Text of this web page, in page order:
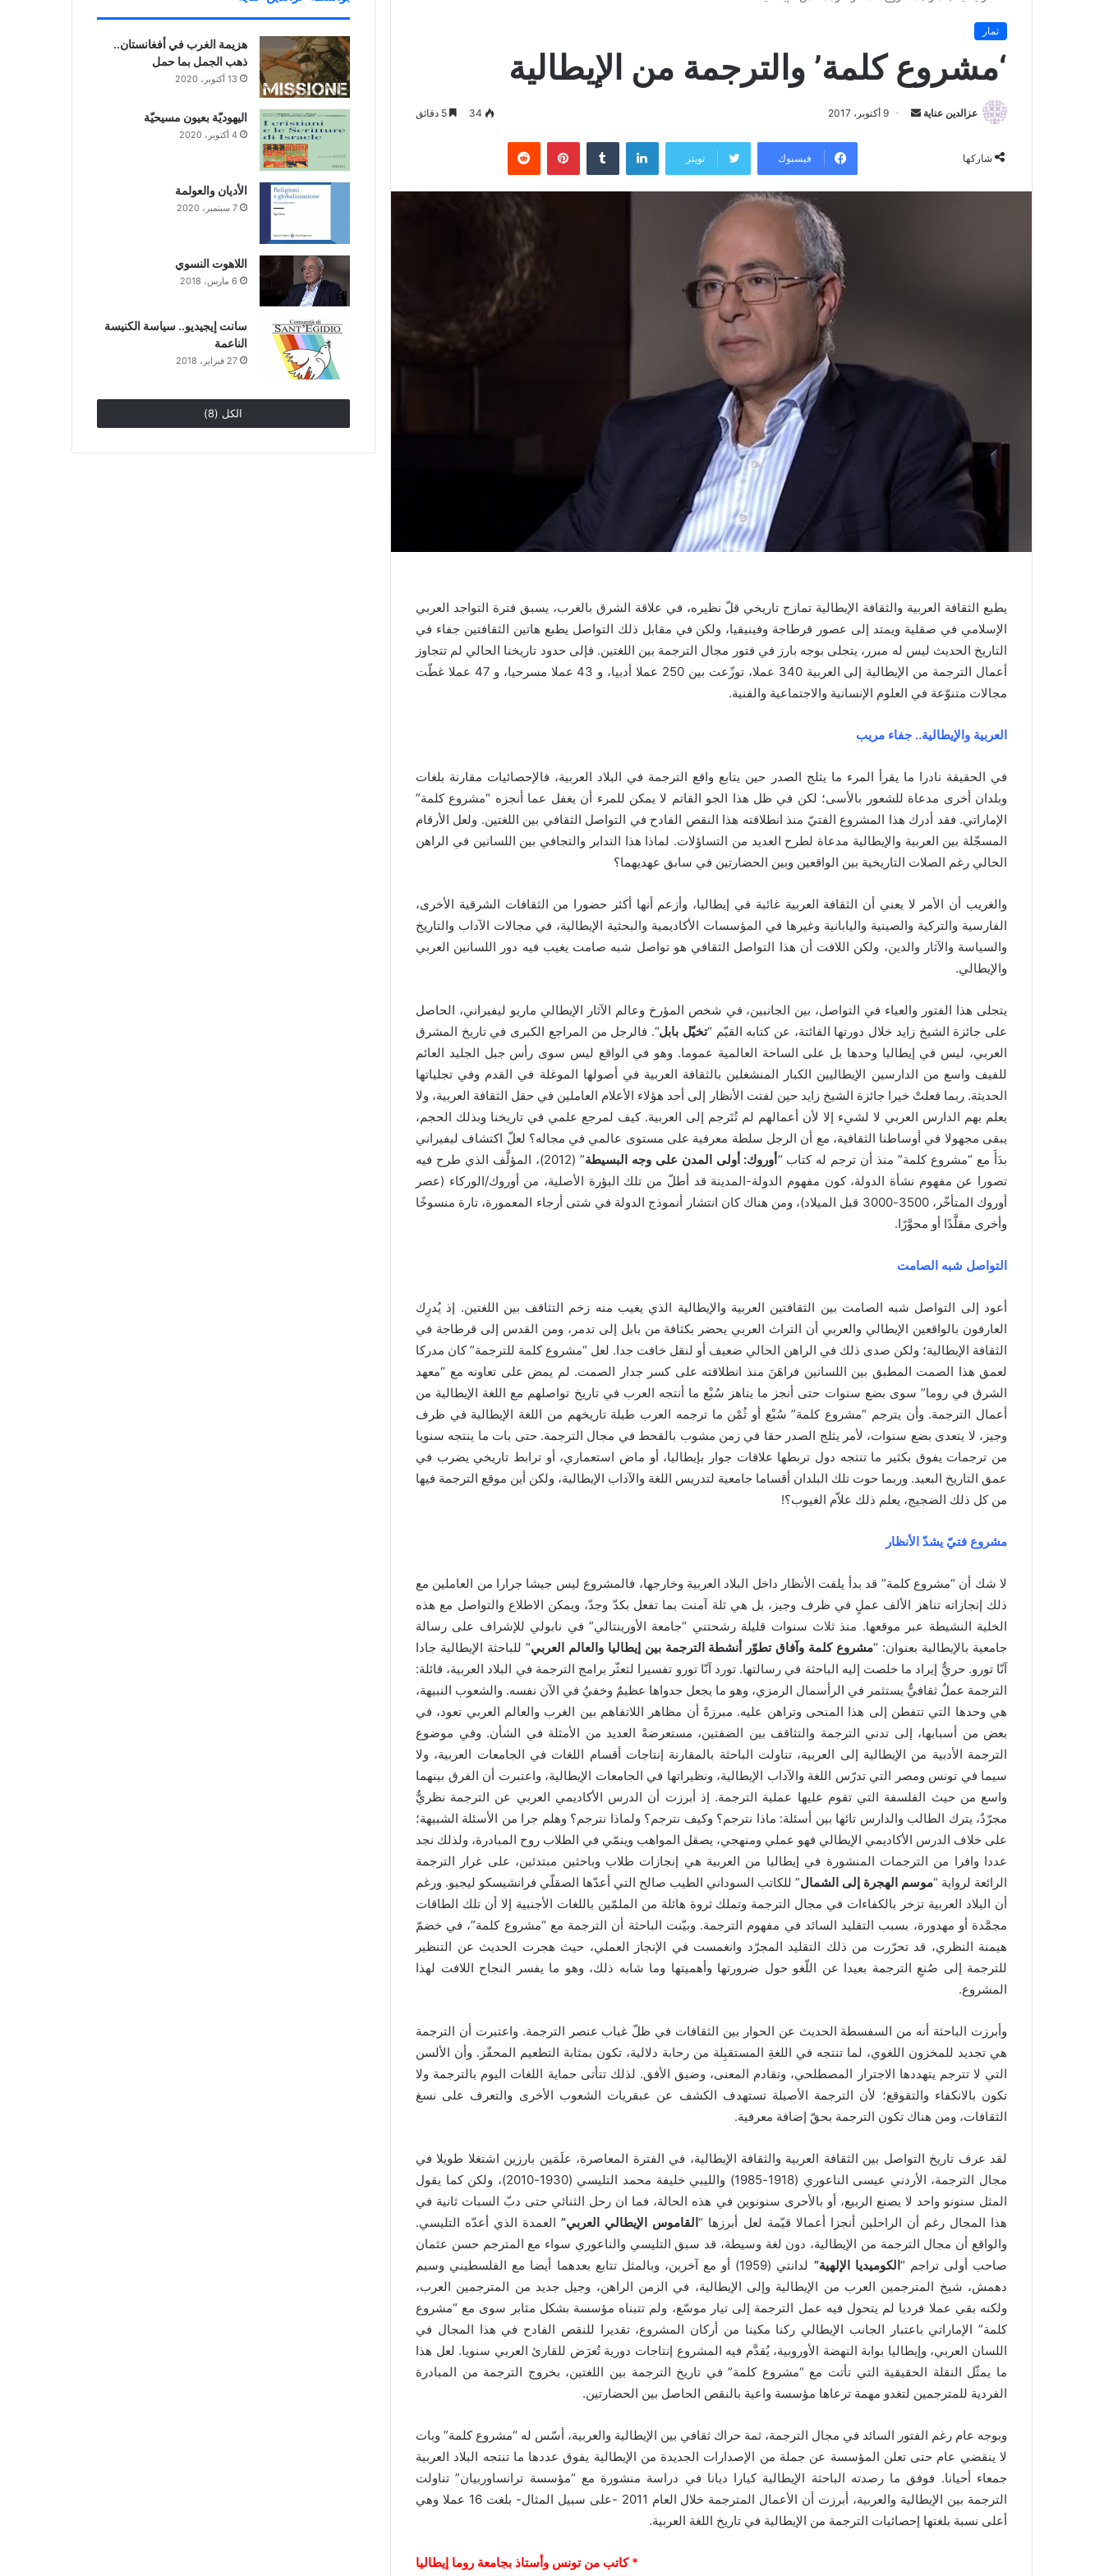
ثمار
‘مشروع كلمة’ والترجمة من الإيطالية
عزالدين عناية
ب
9 أكتوبر، 2017 34
شاركها فيسبوك تويتر
لينكدإن بينتيريست
يطبع الثقافة العربية والثقافة الإيطالية تمازج تاريخي قلّ نظيره، في علاقة الشرق بالغرب، يسبق فترة التواجد العربي
الإسلامي في صقلية ويمتد إلى عصور قرطاجة وفينيقيا، ولكن في مقابل ذلك التواصل يطبع هاتين الثقافتين جفاء في
التاريخ الحديث ليس له مبرر، يتجلى بوجه بارز في فتور مجال الترجمة بين اللغتين. فإلى حدود تاريخنا الحالي لم تتجاوز
أعمال الترجمة من الإيطالية إلى العربية 340 عملا، توزّعت بين 250 عملا أدبيا، و 43 عملا مسرحيا، و 47 عملا غطّت
مجالات متنوّعة في العلوم الإنسانية والاجتماعية والفنية.
العربية والإيطالية.. جفاء مريب
في الحقيقة نادرا ما يقرأ المرء ما يثلج الصدر حين يتابع واقع الترجمة في البلاد العربية، فالإحصائيات مقارنة بلغات
وبلدان أخرى مدعاة للشعور بالأسى؛ لكن في ظل هذا الجو القاتم لا يمكن للمرء أن يغفل عما أنجزه “مشروع كلمة”
الإماراتي. فقد أدرك هذا المشروع الفتيّ منذ انطلاقته هذا النقص الفادح في التواصل الثقافي بين اللغتين. ولعل الأرقام
المسجّلة بين العربية والإيطالية مدعاة لطرح العديد من التساؤلات. لماذا هذا التدابر والتجافي بين اللسانين في الراهن
الحالي رغم الصلات التاريخية بين الواقعين وبين الحضارتين في سابق عهديهما؟
والغريب أن الأمر لا يعني أن الثقافة العربية غائبة في إيطاليا، وأزعم أنها أكثر حضورا من الثقافات الشرقية الأخرى،
الفارسية والتركية والصينية واليابانية وغيرها في المؤسسات الأكاديمية والبحثية الإيطالية، في مجالات الآداب والتاريخ
والسياسة والآثار والدين، ولكن اللافت أن هذا التواصل الثقافي هو تواصل شبه صامت يغيب فيه دور اللسانين العربي
والإيطالي.
يتجلى هذا الفتور والعياء في التواصل، بين الجانبين، في شخص المؤرخ وعالم الآثار الإيطالي ماريو ليفيراني، الحاصل
على جائزة الشيخ زايد خلال دورتها الفائتة، عن كتابه القيّم “تخيّل بابل“. فالرجل من المراجع الكبرى في تاريخ المشرق
العربي، ليس في إيطاليا وحدها بل على الساحة العالمية عموما. وهو في الواقع ليس سوى رأس جبل الجليد العائم
للفيف واسع من الدارسين الإيطاليين الكبار المنشغلين بالثقافة العربية في أصولها الموغلة في القدم وفي تجلياتها
الحديثة. ربما فعلتْ خيرا جائزة الشيخ زايد حين لفتت الأنظار إلى أحد هؤلاء الأعلام العاملين في حقل الثقافة العربية، ولا
يعلم بهم الدارس العربي لا لشيء إلا لأن أعمالهم لم تُتَرجم إلى العربية. كيف لمرجع علمي في تاريخنا وبذلك الحجم،
يبقى مجهولا في أوساطنا الثقافية، مع أن الرجل سلطة معرفية على مستوى عالمي في مجاله؟ لعلّ اكتشاف ليفيراني
بدَأَ مع “مشروع كلمة” منذ أن ترجم له كتاب “أوروك: أولى المدن على وجه البسيطة
” (2012)، المؤلَّف الذي طرح فيه
تصورا عن مفهوم نشأة الدولة، كون مفهوم الدولة-المدينة قد أطلّ من تلك البؤرة الأصلية، من أوروك/الوركاء (عصر
أوروك المتأخّر، 3500-3000 قبل الميلاد)، ومن هناك كان انتشار أنموذج الدولة في شتى أرجاء المعمورة، تارة منسوخًا
وأخرى مقلَّدًا أو محوَّرًا.
التواصل شبه الصامت
أعود إلى التواصل شبه الصامت بين الثقافتين العربية والإيطالية الذي يغيب منه زخم التثاقف بين اللغتين. إذ يُدرِك
العارفون بالواقعين الإيطالي والعربي أن التراث العربي يحضر بكثافة من بابل إلى تدمر، ومن القدس إلى قرطاجة في
الثقافة الإيطالية؛ ولكن صدى ذلك في الراهن الحالي ضعيف أو لنقل خافت جدا. لعل “مشروع كلمة للترجمة” كان مدركا
لعمق هذا الصمت المطبق بين اللسانين فراهَنَ منذ انطلاقته على كسر جدار الصمت. لم يمض على تعاونه مع “معهد
الشرق في روما” سوى بضع سنوات حتى أنجز ما يناهز سُبْع ما أنتجه العرب في تاريخ تواصلهم مع اللغة الإيطالية من
أعمال الترجمة. وأن يترجم “مشروع كلمة” سُبْع أو ثُمْن ما ترجمه العرب طيلة تاريخهم من اللغة الإيطالية في ظرف
وجيز، لا يتعدى بضع سنوات، لأمر يثلج الصدر حقا في زمن مشوب بالقحط في مجال الترجمة. حتى بات ما ينتجه سنويا
من ترجمات يفوق بكثير ما تنتجه دول تربطها علاقات جوار بإيطاليا، أو ماض استعماري، أو ترابط تاريخي يضرب في
عمق التاريخ البعيد. وربما حوت تلك البلدان أقساما جامعية لتدريس اللغة والآداب الإيطالية، ولكن أين موقع الترجمة فيها
من كل ذلك الضجيج، يعلم ذلك علاّم الغيوب؟!
مشروع فتيّ يشدّ الأنظار
لا شك أن “مشروع كلمة” قد بدأ يلفت الأنظار داخل البلاد العربية وخارجها، فالمشروع ليس جيشا جرارا من العاملين مع
ذلك إنجازاته تناهز الألف عملٍ في ظرف وجيز، بل هي ثلة آمنت بما تفعل بكدّ وجدّ، ويمكن الاطلاع والتواصل مع هذه
الخلية النشيطة عبر موقعها. منذ ثلاث سنوات قليلة رشحتني “جامعة الأورينتالي” في نابولي للإشراف على رسالة
جامعية بالإيطالية بعنوان: “مشروع كلمة وآفاق تطوّر أنشطة الترجمة بين إيطاليا والعالم العربي” للباحثة الإيطالية جادا
آنّا تورو. حريٌّ إيراد ما خلصت إليه الباحثة في رسالتها. تورد آنّا تورو تفسيرا لتعثّر برامج الترجمة في البلاد العربية، قائلة:
الترجمة عملٌ ثقافيٌّ يستثمر في الرأسمال الرمزي، وهو ما يجعل جدواها عظيمٌ وخفيٌ في الآن نفسه. والشعوب النبيهة،
هي وحدها التي تتفطن إلى هذا المنحى وتراهن عليه. مبرزةً أن مظاهر اللاتفاهم بين الغرب والعالم العربي تعود، في
بعض من أسبابها، إلى تدني الترجمة والتثاقف بين الضفتين، مستعرضةً العديد من الأمثلة في الشأن. وفي موضوع
الترجمة الأدبية من الإيطالية إلى العربية، تناولت الباحثة بالمقارنة إنتاجات أقسام اللغات في الجامعات العربية، ولا
سيما في تونس ومصر التي تدرّس اللغة والآداب الإيطالية، ونظيراتها في الجامعات الإيطالية، واعتبرت أن الفرق بينهما
واسع من حيث الفلسفة التي تقوم عليها عملية الترجمة. إذ أبرزت أن الدرس الأكاديمي العربي عن الترجمة نظريٌّ
مجرّدٌ، يترك الطالب والدارس تائها بين أسئلة: ماذا نترجم؟ وكيف نترجم؟ ولماذا نترجم؟ وهلم جرا من الأسئلة الشبيهة؛
على خلاف الدرس الأكاديمي الإيطالي فهو عملي ومنهجي، يصقل المواهب وينمّي في الطلاب روح المبادرة، ولذلك نجد
عددا وافرا من الترجمات المنشورة في إيطاليا من العربية هي إنجازات طلاب وباحثين مبتدئين، على غرار الترجمة
الرائعة لرواية “موسم الهجرة إلى الشمال” للكاتب السوداني الطيب صالح التي أعدّها الصقلّي فرانشيسكو ليجيو. ورغم
أن البلاد العربية تزخر بالكفاءات في مجال الترجمة وتملك ثروة هائلة من الملمّين باللغات الأجنبية إلا أن تلك الطاقات
مجمَّدة أو مهدورة، بسبب التقليد السائد في مفهوم الترجمة. وبيّنت الباحثة أن الترجمة مع “مشروع كلمة”، في خضمّ
هيمنة النظري، قد تحرّرت من ذلك التقليد المجرّد وانغمست في الإنجاز العملي، حيث هجرت الحديث عن التنظير
للترجمة إلى صُنعِ الترجمة بعيدا عن اللّغو حول ضرورتها وأهميتها وما شابه ذلك، وهو ما يفسر النجاح اللافت لهذا
المشروع.
وأبرزت الباحثة أنه من السفسطة الحديث عن الحوار بين الثقافات في ظلّ غياب عنصر الترجمة. واعتبرت أن الترجمة
هي تجديد للمخزون اللغوي، لما تنتجه في اللغةِ المستقبِلة من رحابة دلالية، تكون بمثابة التطعيم المحفّز. وأن الألسن
التي لا تترجم يتهددها الاجترار المصطلحي، وتقادم المعنى، وضيق الأفق. لذلك تتأتى حماية اللغات اليوم بالترجمة ولا
تكون بالانكفاء والتقوقع؛ لأن الترجمة الأصيلة تستهدف الكشف عن عبقريات الشعوب الأخرى والتعرف على نسغ
الثقافات، ومن هناك تكون الترجمة بحقّ إضافة معرفية.
لقد عرف تاريخ التواصل بين الثقافة العربية والثقافة الإيطالية، في الفترة المعاصرة، علَمَين بارزين اشتغلا طويلا في
مجال الترجمة، الأردني عيسى الناعوري (1918-1985) والليبي خليفة محمد التليسي (1930-2010)، ولكن كما يقول
المثل سنونو واحد لا يصنع الربيع، أو بالأحرى سنونوين في هذه الحالة، فما ان رحل الثنائي حتى دبّ السبات ثانية في
هذا المجال رغم أن الراحلين أنجزا أعمالا قيّمة لعل أبرزها “القاموس الإيطالي العربي”العمدة الذي أعدّه التليسي.
والواقع أن مجال الترجمة من الإيطالية، دون لغة وسيطة، قد سبق التليسي والناعوري سواء مع المترجم حسن عثمان
صاحب أولى تراجم “الكوميديا الإلهية”
لدانتي (1959) أو مع آخرين، وبالمثل تتابع بعدهما أيضا مع الفلسطيني وسيم
دهمش، شيخ المترجمين العرب من الإيطالية وإلى الإيطالية، في الزمن الراهن، وجيل جديد من المترجمين العرب،
ولكنه بقي عملا فرديا لم يتحول فيه عمل الترجمة إلى تيار موسّع، ولم تتبناه مؤسسة بشكل مثابر سوى مع “مشروع
كلمة” الإماراتي باعتبار الجانب الإيطالي ركنا مكينا من أركان المشروع، تقديرا للنقص الفادح في هذا المجال في
اللسان العربي، وإيطاليا بوابة النهضة الأوروبية، يُقدَّم فيه المشروع إنتاجات دورية تُعرَض للقارئ العربي سنويا. لعل هذا
ما يمثّل النقلة الحقيقية التي تأتت مع “مشروع كلمة” في تاريخ الترجمة بين اللغتين، بخروج الترجمة من المبادرة
الفردية للمترجمين لتغدو مهمة ترعاها مؤسسة واعية بالنقص الحاصل بين الحضارتين.
وبوجه عام رغم الفتور السائد في مجال الترجمة، ثمة حراك ثقافي بين الإيطالية والعربية، أسّس له “مشروع كلمة” وبات
لا ينقضي عام حتى تعلن المؤسسة عن جملة من الإصدارات الجديدة من الإيطالية يفوق عددها ما تنتجه البلاد العربية
جمعاء أحيانا. فوفق ما رصدته الباحثة الإيطالية كيارا ديانا في دراسة منشورة مع “مؤسسة ترانساوربيان” تناولت
الترجمة بين الإيطالية والعربية، أبرزت أن الأعمال المترجمة خلال العام 2011 -على سبيل المثال- بلغت 16 عملا وهي
أعلى نسبة بلغتها إحصائيات الترجمة من الإيطالية في تاريخ اللغة العربية.
* كاتب من تونس وأستاذ بجامعة روما إيطاليا
هزيمة الغرب في أفغانستان..
ذهب الجمل بما حمل
13 أكتوبر، 2020
اليهوديّة بعيون مسيحيّة
4 أكتوبر، 2020
الأديان والعولمة
7 سبتمبر، 2020
اللاهوت النسوي
6 مارس، 2018
سانت إيجيديو.. سياسة الكنيسة
الناعمة
27 فبراير، 2018
الكل (8)